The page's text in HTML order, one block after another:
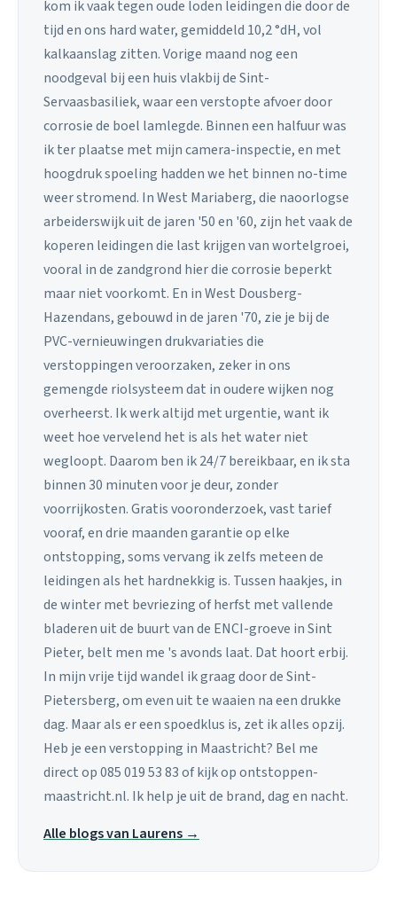
kom ik vaak tegen oude loden leidingen die door de
tijd en ons hard water, gemiddeld 10,2 °dH, vol
kalkaanslag zitten. Vorige maand nog een
noodgeval bij een huis vlakbij de Sint-
Servaasbasiliek, waar een verstopte afvoer door
corrosie de boel lamlegde. Binnen een halfuur was
ik ter plaatse met mijn camera-inspectie, en met
hoogdruk spoeling hadden we het binnen no-time
weer stromend. In West Mariaberg, die naoorlogse
arbeiderswijk uit de jaren '50 en '60, zijn het vaak de
koperen leidingen die last krijgen van wortelgroei,
vooral in de zandgrond hier die corrosie beperkt
maar niet voorkomt. En in West Dousberg-
Hazendans, gebouwd in de jaren '70, zie je bij de
PVC-vernieuwingen drukvariaties die
verstoppingen veroorzaken, zeker in ons
gemengde riolsysteem dat in oudere wijken nog
overheerst. Ik werk altijd met urgentie, want ik
weet hoe vervelend het is als het water niet
wegloopt. Daarom ben ik 24/7 bereikbaar, en ik sta
binnen 30 minuten voor je deur, zonder
voorrijkosten. Gratis vooronderzoek, vast tarief
vooraf, en drie maanden garantie op elke
ontstopping, soms vervang ik zelfs meteen de
leidingen als het hardnekkig is. Tussen haakjes, in
de winter met bevriezing of herfst met vallende
bladeren uit de buurt van de ENCI-groeve in Sint
Pieter, belt men me 's avonds laat. Dat hoort erbij.
In mijn vrije tijd wandel ik graag door de Sint-
Pietersberg, om even uit te waaien na een drukke
dag. Maar als er een spoedklus is, zet ik alles opzij.
Heb je een verstopping in Maastricht? Bel me
direct op 085 019 53 83 of kijk op ontstoppen-
maastricht.nl. Ik help je uit de brand, dag en nacht.
Alle blogs van Laurens →